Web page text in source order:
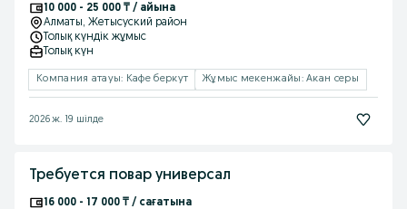
10 000 - 25 000 ₸ / айына
Алматы, Жетысуский район
Толық күндік жұмыс
Толық күн
Компания атауы: Кафе беркут Жұмыс мекенжайы: Акан серы
2026 ж. 19 шілде
Требуется повар универсал
16 000 - 17 000 ₸ / сағатына